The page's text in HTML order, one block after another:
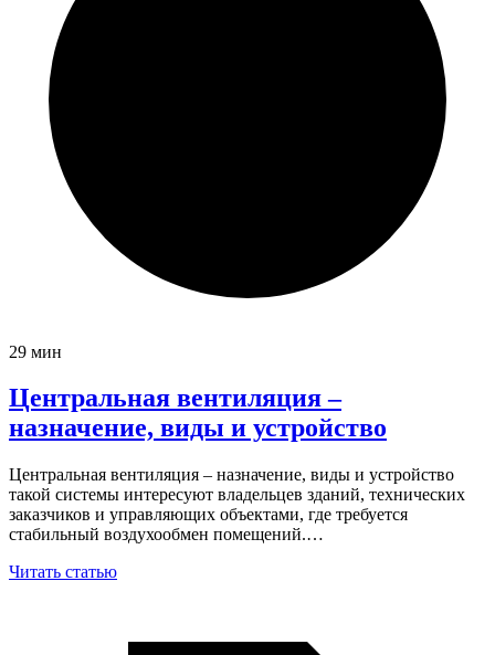
29 мин
Центральная вентиляция –
назначение, виды и устройство
Центральная вентиляция – назначение, виды и устройство
такой системы интересуют владельцев зданий, технических
заказчиков и управляющих объектами, где требуется
стабильный воздухообмен помещений.…
Читать статью